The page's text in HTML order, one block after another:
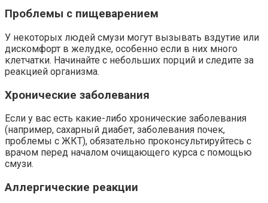
Проблемы с пищеварением
У некоторых людей смузи могут вызывать вздутие или
дискомфорт в желудке, особенно если в них много
клетчатки. Начинайте с небольших порций и следите за
реакцией организма.
Хронические заболевания
Если у вас есть какие-либо хронические заболевания
(например, сахарный диабет, заболевания почек,
проблемы с ЖКТ), обязательно проконсультируйтесь с
врачом перед началом очищающего курса с помощью
смузи.
Аллергические реакции